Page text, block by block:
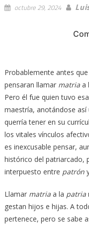
octubre 29, 2024
Probablemente antes
pensaran llamar matriaa
Pero él fue quien tuvo
maestría, anotándose así
querría tener en su
los vitales vínculos
es inexcusable pensar,
histórico del patriarcado,
interpuesto entre patrón
Llamar matria a la patria
gestan hijos e hijas. A
pertenece, pero se sabe